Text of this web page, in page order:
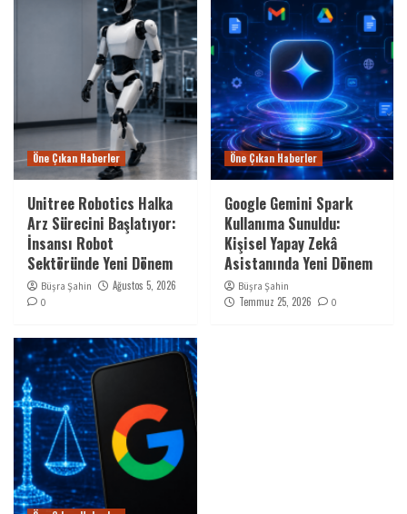
Öne Çıkan Haberler
Unitree Robotics Halka
Arz Sürecini Başlatıyor:
İnsansı Robot
Sektöründe Yeni Dönem
Büşra Şahin Ağustos 5, 2026
0
Öne Çıkan Haberler
Google Gemini Spark
Kullanıma Sunuldu:
Kişisel Yapay Zekâ
Asistanında Yeni Dönem
Büşra Şahin
Temmuz 25, 2026 0